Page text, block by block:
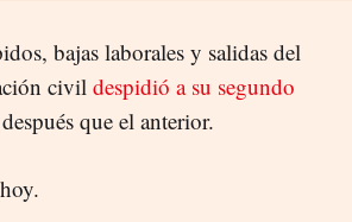
bajas laborales y salidas del
civil despidió a su segundo
que el anterior.